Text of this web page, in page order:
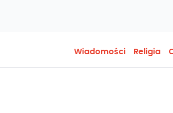
Wiadomości Religia